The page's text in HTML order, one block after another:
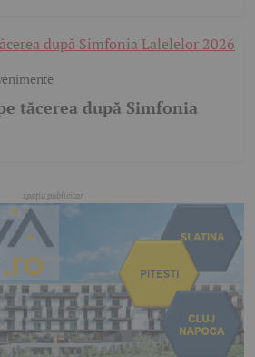
tăcerea după Simfonia